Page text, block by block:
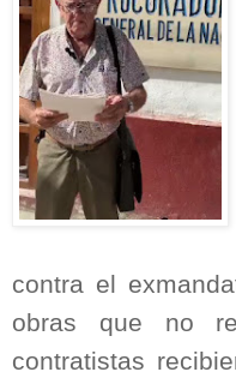
contra el
obras que no
contratistas